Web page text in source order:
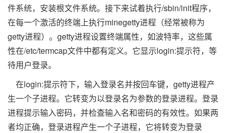
件系统，安装根文件系统。接下来试着执行/sbin/init程序，
在每一个激活的终端上执行minegetty进程（经常被称为
getty进程）。getty进程设置终端属性，如波特率，这些属
性在/etc/termcap文件中都有定义。它显示login:提示符，等
待用户登录。
在login:提示符下，输入登录名并按回车键，getty进程产
生一个子进程。它转变为以登录名为参数的登录进程。登录
进程提示输入密码，并检查输入名和密码的有效性。如果两
者均正确，登录进程产生一个子进程，它将转变为登录